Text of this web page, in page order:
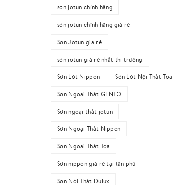
sơn jotun chính hãng
sơn jotun chính hãng giá rẻ
Sơn Jotun giá rẻ
sơn jotun giá rẻ nhất thị trường
Sơn Lót Nippon Sơn Lót Nội Thất Toa
Sơn Ngoại Thất GENTO
Sơn ngoại thất jotun
Sơn Ngoại Thất Nippon
Sơn Ngoại Thất Toa
Sơn nippon giá rẻ tại tân phú
Sơn Nội Thất Dulux